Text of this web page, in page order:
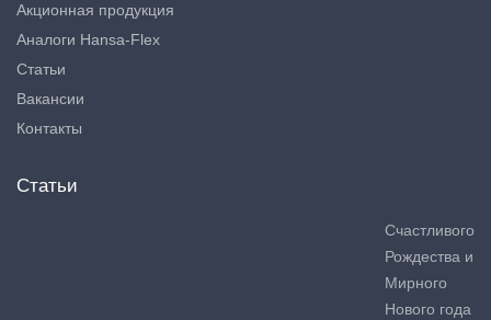
Акционная продукция
Аналоги Hansa-Flex
Статьи
Вакансии
Контакты
Статьи
Счастливого
Рождества и
Мирного
Нового года